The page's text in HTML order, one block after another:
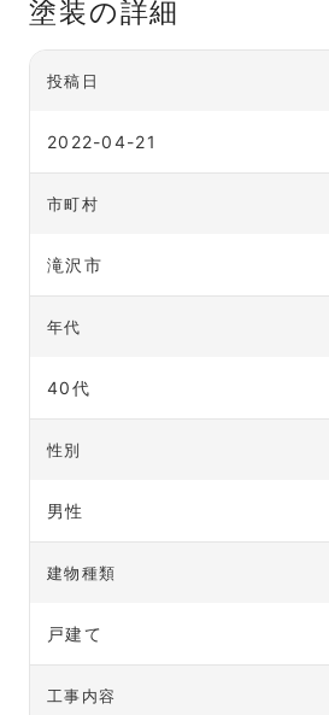
塗装の詳細
投稿日
2022-04-21
市町村
滝沢市
年代
40代
性別
男性
建物種類
戸建て
工事内容